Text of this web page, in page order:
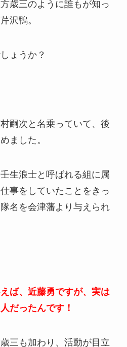
歳三のように誰もが知っ
沢鴨。
ょうか？
嗣次と名乗っていて、後
ました。
生浪士と呼ばれる組に属
事をしていたことをきっ
名を会津藩より与えられ
ば、近藤勇ですが、実は
だったんです！
三も加わり、活動が目立